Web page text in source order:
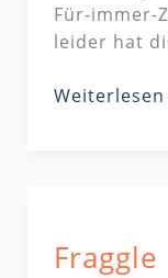
Für-immer-
leider hat
Weiterlesen
Fraggle